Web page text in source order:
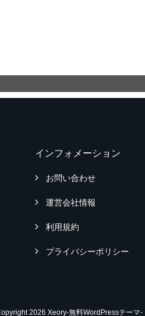
インフォメーション
お問い合わせ
運営会社情報
利用規約
プライバシーポリシー
2026 Xeory-無料WordPressテーマ